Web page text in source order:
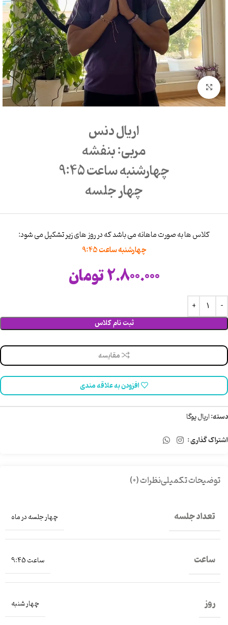
بزرگنمایی تصویر
اریال دنس
مربی: بنفشه
چهارشنبه ساعت 9:45
چهار جلسه
کلاس ها به صورت ماهانه می باشد که در روز های زیر تشکیل می شود:
چهارشنبه ساعت 9:45
2.800.000تومان
ثبت نام کلاس
مقایسه
افزودن به علاقه مندی
دسته:اریال یوگا
اشتراک گذاری :
توضیحات تکمیلینظرات (0)
تعداد جلسه چهار جلسه در ماه
ساعت ساعت 9:45
روز چهار شنبه